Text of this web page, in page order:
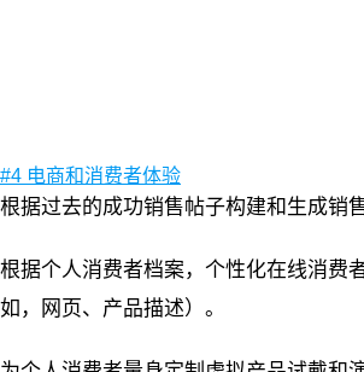
#4 电商和消费者体验
根据过去的成功销售帖子构建和生成销售
根据个人消费者档案，个性化在线消费
如，网页、产品描述）。